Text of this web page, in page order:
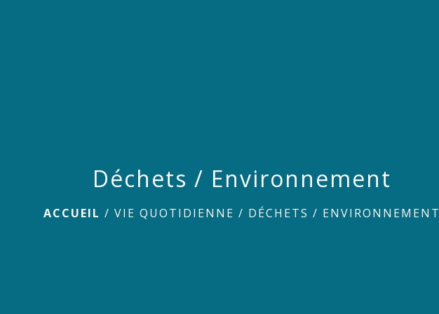
Déchets / Environnement
ACCUEIL / VIE QUOTIDIENNE / DÉCHETS / ENVIRONNEMENT